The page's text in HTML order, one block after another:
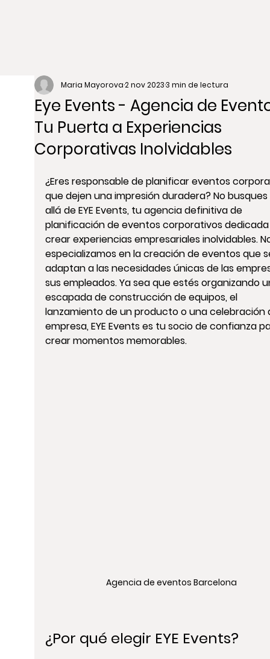
Eye Events - Agencia de
Tu Puerta a Experiencias
Corporativas Inolvidables
Maria Mayorova2 nov 20233 min de lectura
¿Eres responsable de planificar eventos
que dejen una impresión duradera? No
allá de EYE Events, tu agencia definitiva de
planificación de eventos corporativos
crear experiencias empresariales inolvidables.
especializamos en la creación de eventos que
adaptan a las necesidades únicas de las
sus empleados. Ya sea que estés organizando
escapada de construcción de equipos, el
lanzamiento de un producto o una celebración
empresa, EYE Events es tu socio de confianza
crear momentos memorables.
Agencia de eventos Barcelona
¿Por qué elegir EYE Events?